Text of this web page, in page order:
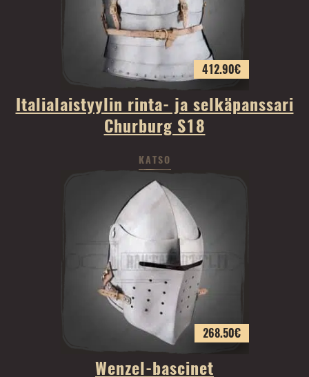
412.90€
Italialaistyylin rinta- ja selkäpanssari
Churburg S18
KATSO
268.50€
Wenzel-bascinet